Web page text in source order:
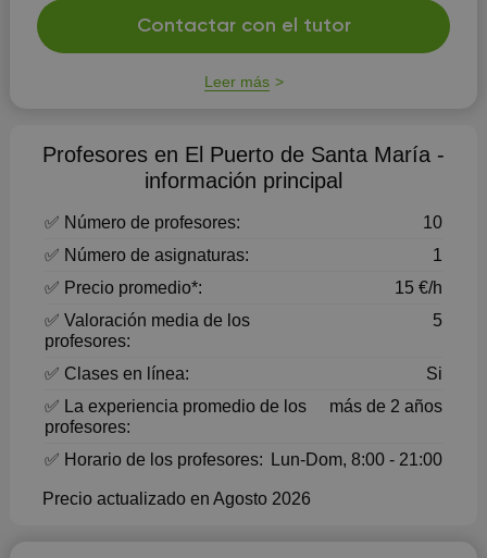
Selectividad o mejorar tu nivel de inglés de forma
práctica y eficaz? ¡Estás en el lugar adecuado! 👩‍🏫 Soy
Contactar con el tutor
Leer más
Profesores en El Puerto de Santa María -
información principal
✅ Número de profesores:
10
✅ Número de asignaturas:
1
✅ Precio promedio*:
15 €/h
✅ Valoración media de los
profesores:
5
✅ Clases en línea:
Si
✅ La experiencia promedio de los
profesores:
más de 2 años
✅ Horario de los profesores: Lun-Dom, 8:00 - 21:00
Precio actualizado en Agosto 2026